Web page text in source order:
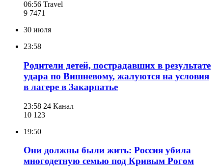
06:56 Travel
9 7471
30 июля
23:58
Родители детей, пострадавших в результате
удара по Вишневому, жалуются на условия
в лагере в Закарпатье
23:58 24 Канал
10 123
19:50
Они должны были жить: Россия убила
многодетную семью под Кривым Рогом